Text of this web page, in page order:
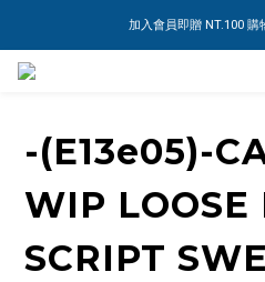
加入會員即贈 NT.100 購
-(E13e05)-
WIP LOOSE
SCRIPT